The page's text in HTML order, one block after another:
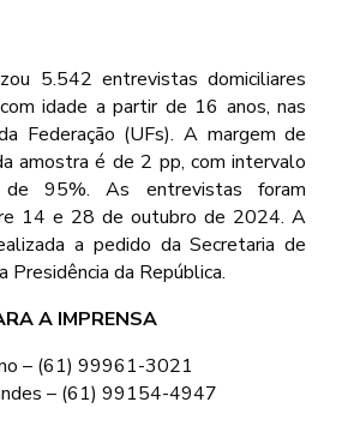
5.542 entrevistas domiciliares
idade a partir de 16 anos, nas
Federação (UFs). A margem de
amostra é de 2 pp, com intervalo
de 95%. As entrevistas foram
14 e 28 de outubro de 2024. A
a pedido da Secretaria de
Presidência da República.
A IMPRENSA
– (61) 99961-3021
– (61) 99154-4947